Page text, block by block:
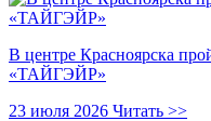
В центре Красноярска
«ТАЙГЭЙР»
23 июля 2026 Читать >>